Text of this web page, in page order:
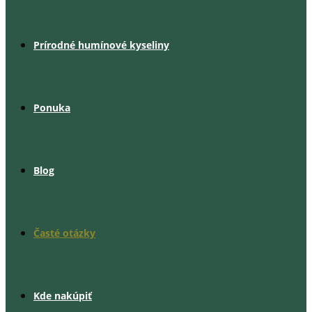
Prírodné humínové kyseliny
Ponuka
Blog
Časté otázky
Kde nakúpiť